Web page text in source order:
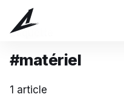
Étiquette
#matériel
1 article